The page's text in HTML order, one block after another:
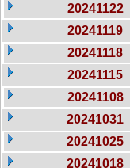
20241122
20241119
20241118
20241115
20241108
20241031
20241025
20241018